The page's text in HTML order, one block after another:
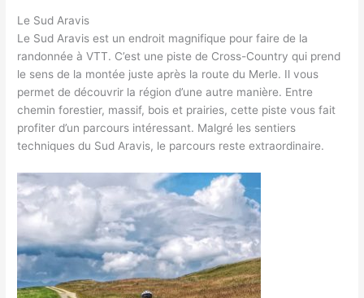
Le Sud Aravis
Le Sud Aravis est un endroit magnifique pour faire de la
randonnée à VTT. C’est une piste de Cross-Country qui prend
le sens de la montée juste après la route du Merle. Il vous
permet de découvrir la région d’une autre manière. Entre
chemin forestier, massif, bois et prairies, cette piste vous fait
profiter d’un parcours intéressant. Malgré les sentiers
techniques du Sud Aravis, le parcours reste extraordinaire.